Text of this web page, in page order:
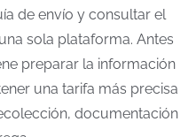
de envío y consultar el
sola plataforma. Antes
preparar la información
una tarifa más precisa
documentación